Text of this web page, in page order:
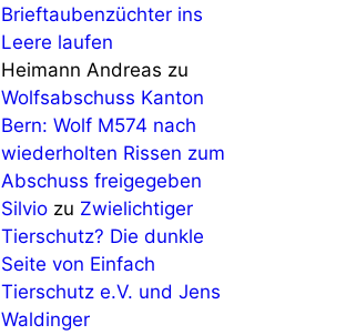
Brieftaubenzüchter ins
Leere laufen
Heimann Andreas zu
Wolfsabschuss Kanton
Bern: Wolf M574 nach
wiederholten Rissen zum
Abschuss freigegeben
Silvio zu Zwielichtiger
Tierschutz? Die dunkle
Seite von Einfach
Tierschutz e.V. und Jens
Waldinger